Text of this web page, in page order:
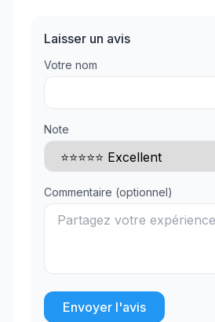
Laisser un avis
Votre nom
Note
Commentaire (optionnel)
Envoyer l'avis